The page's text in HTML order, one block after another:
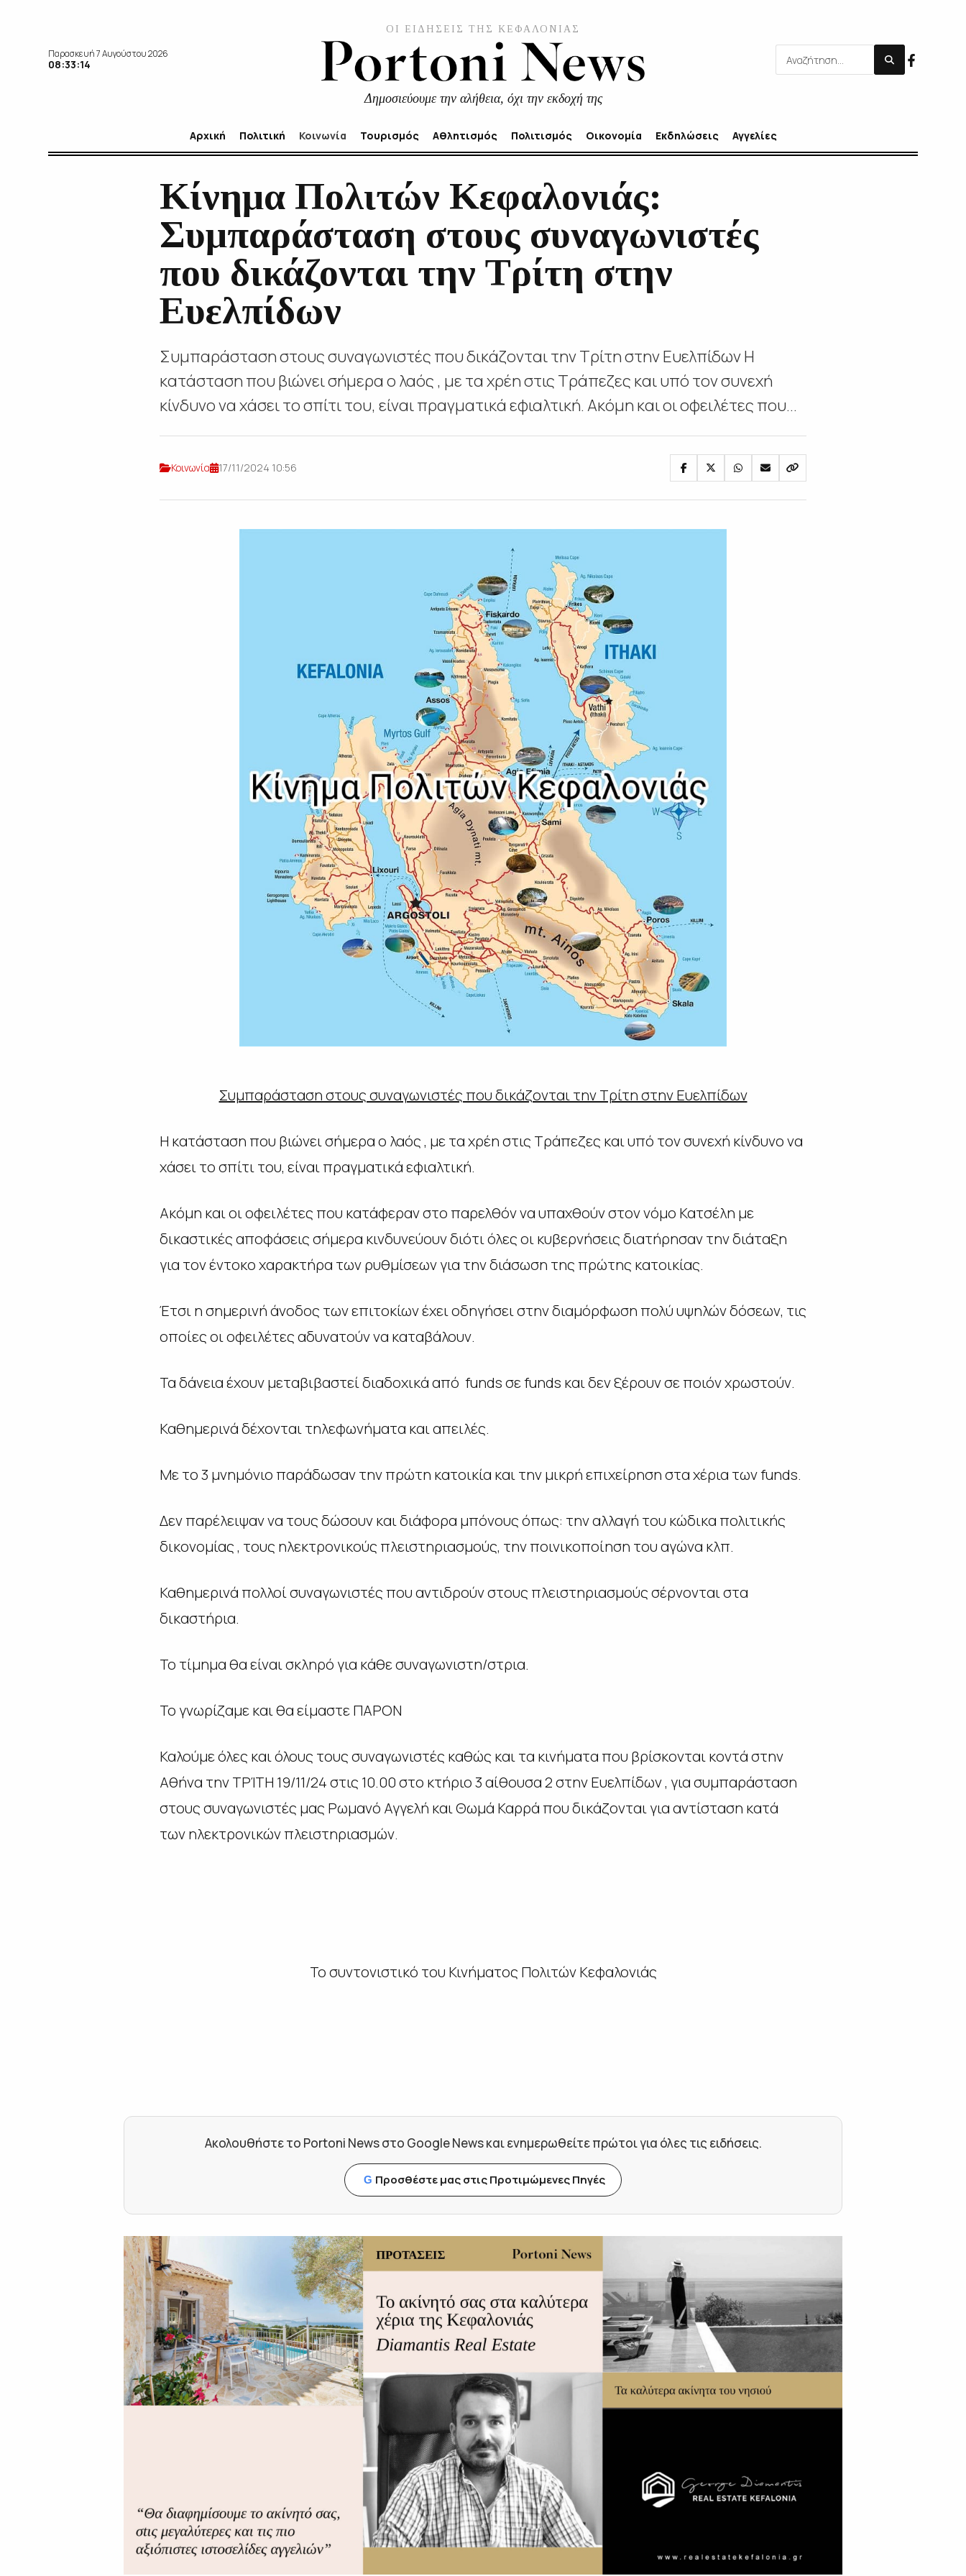
Παρασκευή 7 Αυγούστου 2026
08:33:15
ΟΙ ΕΙΔΗΣΕΙΣ ΤΗΣ ΚΕΦΑΛΟΝΙΑΣ
Δημοσιεύουμε την αλήθεια, όχι την εκδοχή της
Αρχική Πολιτική Κοινωνία Τουρισμός Αθλητισμός Πολιτισμός Οικονομία Εκδηλώσεις Αγγελίες
Κίνημα Πολιτών Κεφαλονιάς:
Συμπαράσταση στους συναγωνιστές
που δικάζονται την Τρίτη στην
Ευελπίδων
Συμπαράσταση στους συναγωνιστές που δικάζονται την Τρίτη στην Ευελπίδων Η
κατάσταση που βιώνει σήμερα ο λαός , με τα χρέη στις Τράπεζες και υπό τον συνεχή
κίνδυνο να χάσει το σπίτι του, είναι πραγματικά εφιαλτική. Ακόμη και οι οφειλέτες που...
Κοινωνία 17/11/2024 10:56
Συμπαράσταση στους συναγωνιστές που δικάζονται την Τρίτη στην Ευελπίδων
Η κατάσταση που βιώνει σήμερα ο λαός , με τα χρέη στις Τράπεζες και υπό τον συνεχή κίνδυνο να
χάσει το σπίτι του, είναι πραγματικά εφιαλτική.
Ακόμη και οι οφειλέτες που κατάφεραν στο παρελθόν να υπαχθούν στον νόμο Κατσέλη με
δικαστικές αποφάσεις σήμερα κινδυνεύουν διότι όλες οι κυβερνήσεις διατήρησαν την διάταξη
για τον έντοκο χαρακτήρα των ρυθμίσεων για την διάσωση της πρώτης κατοικίας.
Έτσι η σημερινή άνοδος των επιτοκίων έχει οδηγήσει στην διαμόρφωση πολύ υψηλών δόσεων, τις
οποίες οι οφειλέτες αδυνατούν να καταβάλουν.
Τα δάνεια έχουν μεταβιβαστεί διαδοχικά από funds σε funds και δεν ξέρουν σε ποιόν χρωστούν.
Καθημερινά δέχονται τηλεφωνήματα και απειλές.
Με το 3 μνημόνιο παράδωσαν την πρώτη κατοικία και την μικρή επιχείρηση στα χέρια των funds.
Δεν παρέλειψαν να τους δώσουν και διάφορα μπόνους όπως: την αλλαγή του κώδικα πολιτικής
δικονομίας , τους ηλεκτρονικούς πλειστηριασμούς, την ποινικοποίηση του αγώνα κλπ.
Καθημερινά πολλοί συναγωνιστές που αντιδρούν στους πλειστηριασμούς σέρνονται στα
δικαστήρια.
Το τίμημα θα είναι σκληρό για κάθε συναγωνιστη/στρια.
Το γνωρίζαμε και θα είμαστε ΠΑΡΟΝ
Καλούμε όλες και όλους τους συναγωνιστές καθώς και τα κινήματα που βρίσκονται κοντά στην
Αθήνα την ΤΡΊΤΗ 19/11/24 στις 10.00 στο κτήριο 3 αίθουσα 2 στην Ευελπίδων , για συμπαράσταση
στους συναγωνιστές μας Ρωμανό Αγγελή και Θωμά Καρρά που δικάζονται για αντίσταση κατά
των ηλεκτρονικών πλειστηριασμών.
Το συντονιστικό του Κινήματος Πολιτών Κεφαλονιάς
Ακολουθήστε το Portoni News στο Google News και ενημερωθείτε πρώτοι για όλες τις ειδήσεις.
G Προσθέστε μας στις Προτιμώμενες Πηγές